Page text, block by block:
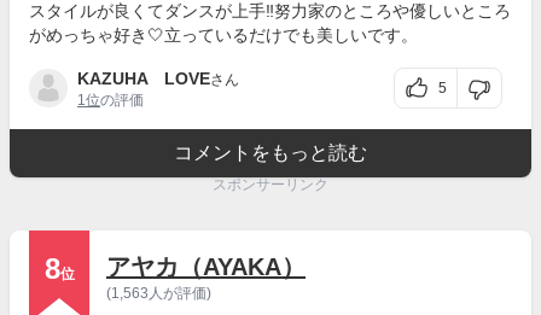
スタイルが良くてダンスが上手‼努力家のところや優しいところ
がめっちゃ好き🤍立っているだけでも美しいです。
KAZUHA LOVEさん
1位の評価
5
コメントをもっと読む
スポンサーリンク
8位 アヤカ（AYAKA）
(1,563人が評価)